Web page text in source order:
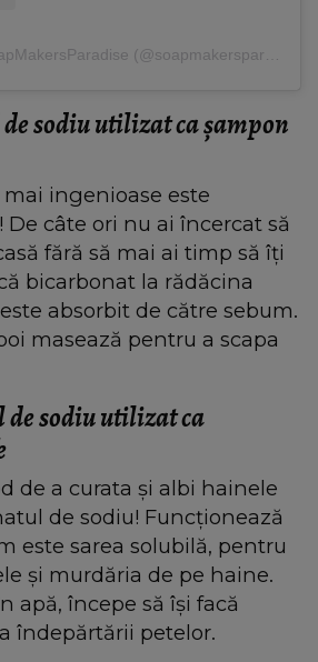
sodiu utilizat ca șampon
ingenioase este
câte ori nu ai încercat să
fără să mai ai timp să îți
bicarbonat la rădăcina
absorbit de către sebum.
masează pentru a scapa
sodiu utilizat ca
de a curata și albi hainele
de sodiu! Funcționează
este sarea solubilă, pentru
și murdăria de pe haine.
apă, începe să își facă
îndepărtării petelor.